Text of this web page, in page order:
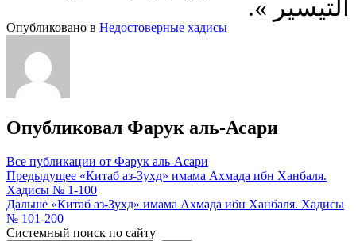
Опубликовано в Недостоверные хадисы
Опубликовал Фарук аль-Асари
Все публикации от Фарук аль-Асари
Навигация
по
записям
Предыдущее «Китаб аз-Зухд» имама Ахмада ибн Ханбаля.
Хадисы № 1-100
Дальше «Китаб аз-Зухд» имама Ахмада ибн Ханбаля. Хадисы
№ 101-200
Системный поиск по сайту